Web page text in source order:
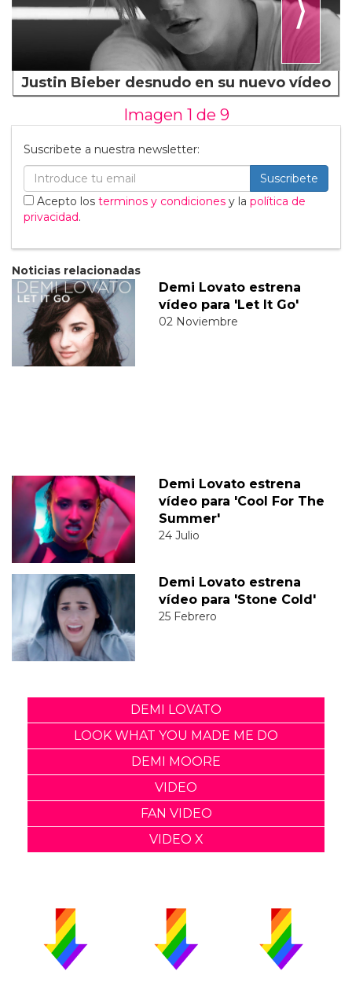
Justin Bieber desnudo en su nuevo vídeo
Imagen 1 de 9
Suscribete a nuestra newsletter:
Suscribete
Acepto los terminos y condiciones y la política de
privacidad.
Noticias relacionadas
Demi Lovato estrena
vídeo para 'Let It Go'
02 Noviembre
Demi Lovato estrena
vídeo para 'Cool For The
Summer'
24 Julio
Demi Lovato estrena
vídeo para 'Stone Cold'
25 Febrero
DEMI LOVATO
LOOK WHAT YOU MADE ME DO
DEMI MOORE
VIDEO
FAN VIDEO
VIDEO X